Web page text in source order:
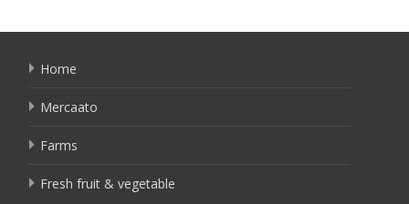
Home
Mercaato
Farms
Fresh fruit & vegetable